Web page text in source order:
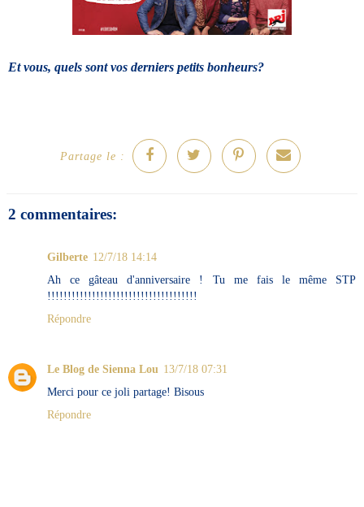
Et vous, quels sont vos derniers petits bonheurs?
Partage le :
2 commentaires:
Gilberte 12/7/18 14:14
Ah ce gâteau d'anniversaire ! Tu me fais le même STP
!!!!!!!!!!!!!!!!!!!!!!!!!!!!!!!!!!!!!
Répondre
Le Blog de Sienna Lou 13/7/18 07:31
Merci pour ce joli partage! Bisous
Répondre